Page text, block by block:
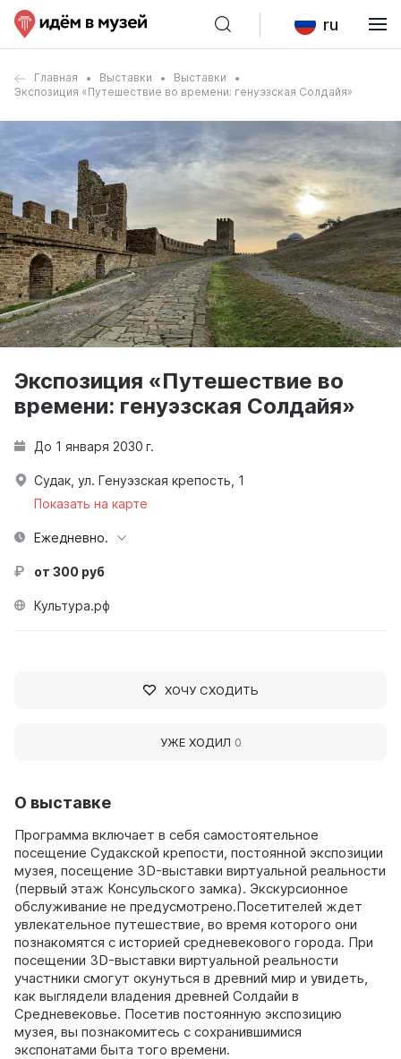
ru
Главная Выставки
Выставки
Экспозиция «Путешествие во времени: генуэзская Солдайя»
О выставке
Программа включает в себя самостоятельное
посещение Судакской крепости, постоянной экспозиции
музея, посещение 3D-выставки виртуальной реальности
(первый этаж Консульского замка). Экскурсионное
обслуживание не предусмотрено.Посетителей ждет
увлекательное путешествие, во время которого они
познакомятся с историей средневекового города. При
посещении 3D-выставки виртуальной реальности
участники смогут окунуться в древний мир и увидеть,
как выглядели владения древней Солдайи в
Средневековье. Посетив постоянную экспозицию
музея, вы познакомитесь с сохранившимися
экспонатами быта того времени.
Экспозиция «Путешествие во
времени: генуэзская Солдайя»
До 1 января 2030 г.
Судак, ул. Генуэзская крепость, 1
Показать на карте
Ежедневно.
от 300 руб
Культура.рф
ХОЧУ СХОДИТЬ
УЖЕ ХОДИЛ 0